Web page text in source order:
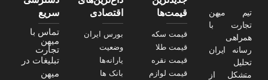
تیم میهن
تجارت با
همراهی
رسانه ایران
تحلیل
متشکل از
قیمت‌ها
قیمت سکه
قیمت طلا
قیمت نقره
قیمت لوازم
اقتصادی
بورس ایران
وضعیت
یارانه‌ها
بانک ها
سریع
تماس با
میهن
تجارت
تبلیغات در
میهن